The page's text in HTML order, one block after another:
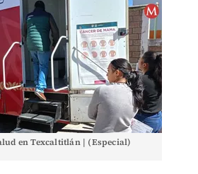
en Texcaltitlán | (Especial)